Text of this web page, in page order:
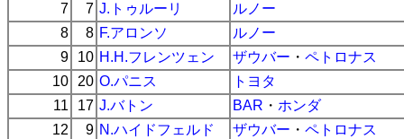
7
7 J.トゥルーリ
ルノー
8
8 F.アロンソ
ルノー
9
10 H.H.フレンツェン ザウバー ・ ペトロナス
10
20 O.パニス
トヨタ
11
17 J.バトン BAR ・ ホンダ
12
9 N.ハイドフェルド ザウバー ・ ペトロナス